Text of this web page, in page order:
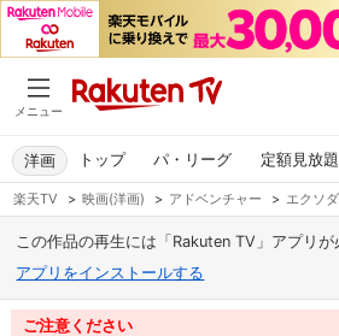
メニュー
トップ パ・リーグ 定額見放題
洋画
楽天TV > 映画(洋画) > アドベンチャー > エクソ
この作品の再生には「Rakuten TV」アプリが
アプリをインストールする
ご注意ください